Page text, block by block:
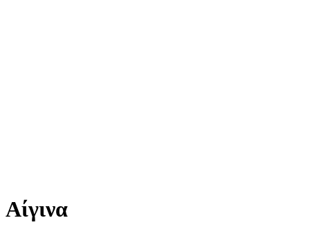
Αίγινα